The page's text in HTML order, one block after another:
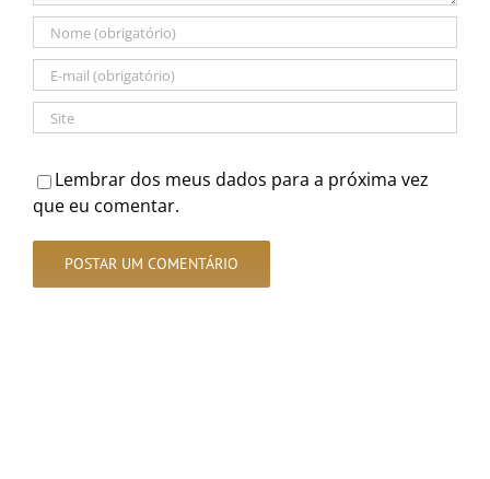
Lembrar dos meus dados para a próxima vez
que eu comentar.